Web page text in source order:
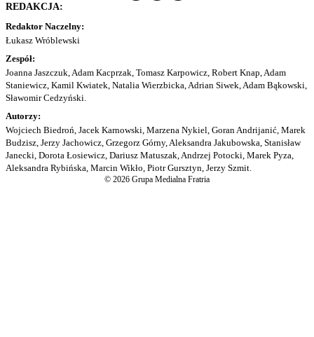
REDAKCJA:
Redaktor Naczelny:
Łukasz Wróblewski
Zespół:
Joanna Jaszczuk, Adam Kacprzak, Tomasz Karpowicz, Robert Knap, Adam
Staniewicz, Kamil Kwiatek, Natalia Wierzbicka, Adrian Siwek, Adam Bąkowski,
Sławomir Cedzyński.
Autorzy:
Wojciech Biedroń, Jacek Karnowski, Marzena Nykiel, Goran Andrijanić, Marek
Budzisz, Jerzy Jachowicz, Grzegorz Górny, Aleksandra Jakubowska, Stanisław
Janecki, Dorota Łosiewicz, Dariusz Matuszak, Andrzej Potocki, Marek Pyza,
Aleksandra Rybińska, Marcin Wikło, Piotr Gursztyn, Jerzy Szmit.
© 2026 Grupa Medialna Fratria